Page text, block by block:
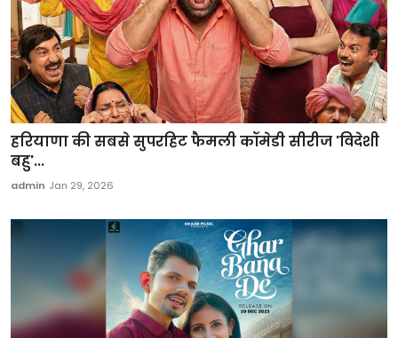
हरियाणा की सबसे सुपरहिट फैमली कॉमेडी सीरीज 'विदेशी
बहु'...
admin Jan 29, 2026